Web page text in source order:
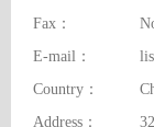
Fax：
E-mail：
Country：
Address：